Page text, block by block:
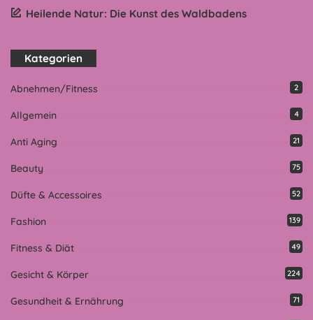
Heilende Natur: Die Kunst des Waldbadens
Kategorien
Abnehmen/Fitness 2
Allgemein 4
Anti Aging 21
Beauty 75
Düfte & Accessoires 52
Fashion 139
Fitness & Diät 49
Gesicht & Körper 224
Gesundheit & Ernährung 71